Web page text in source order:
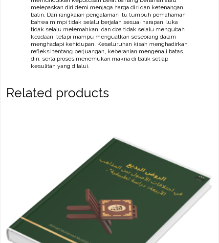
melepaskan diri demi menjaga harga diri dan ketenangan
batin. Dari rangkaian pengalaman itu tumbuh pemahaman
bahwa mimpi tidak selalu berjalan sesuai harapan, luka
tidak selalu melemahkan, dan doa tidak selalu mengubah
keadaan, tetapi mampu menguatkan seseorang dalam
menghadapi kehidupan. Keseluruhan kisah menghadirkan
refleksi tentang perjuangan, keberanian mengenali batas
diri, serta proses menemukan makna di balik setiap
kesulitan yang dilalui.
Related products